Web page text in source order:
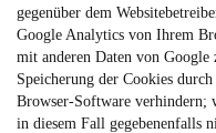
gegenüber dem
Google Analytics von Ihrem
mit anderen Daten von Google
Speicherung der Cookies
Browser-Software verhindern;
in diesem Fall gegebenenfalls